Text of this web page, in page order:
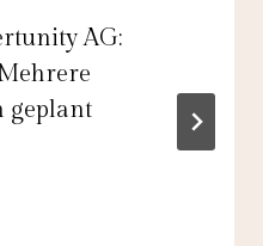
AG:
geplant